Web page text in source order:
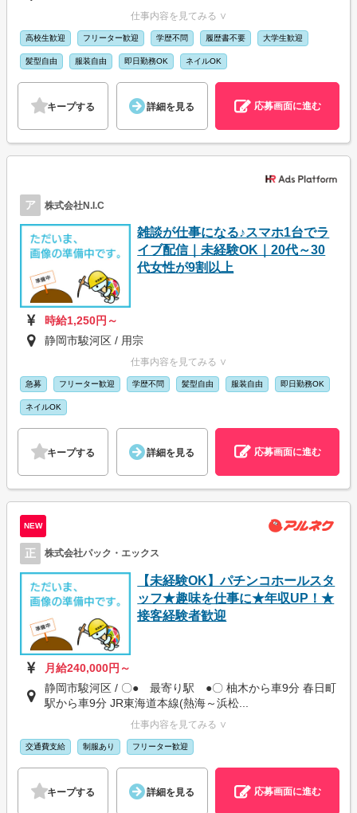
仕事内容を見てみる ∨
高校生歓迎 フリーター歓迎 学歴不問 履歴書不要 大学生歓迎
髪型自由 服装自由 即日勤務OK ネイルOK
キープする 詳細を見る 応募画面に進む
ア 株式会社N.I.C
雑談が仕事になる♪スマホ1台でラ
イブ配信｜未経験OK｜20代～30
代女性が9割以上
時給1,250円～
静岡市駿河区 / 用宗
仕事内容を見てみる ∨
急募 フリーター歓迎 学歴不問 髪型自由 服装自由 即日勤務OK
ネイルOK
キープする 詳細を見る 応募画面に進む
NEW
正 株式会社パック・エックス
【未経験OK】パチンコホールスタ
ッフ★趣味を仕事に★年収UP！★
接客経験者歓迎
月給240,000円～
静岡市駿河区 / 〇● 最寄り駅 ●〇 柚木から車9分 春日町
駅から車9分 JR東海道本線(熱海～浜松...
仕事内容を見てみる ∨
交通費支給 制服あり フリーター歓迎
キープする 詳細を見る 応募画面に進む